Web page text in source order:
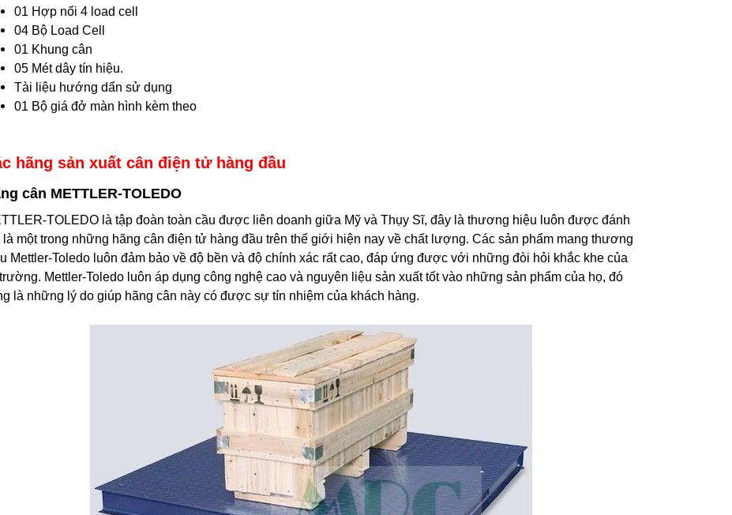
01 Hợp nối 4 load cell
04 Bộ Load Cell
01 Khung cân
05 Mét dây tín hiệu.
Tài liệu hướng dẩn sử dụng
01 Bộ giá đở màn hình kèm theo
hãng sản xuất cân điện tử hàng đầu
cân METTLER-TOLEDO
TOLEDO là tập đoàn toàn cầu được liên doanh giữa Mỹ và Thụy Sĩ, đây là thương hiệu luôn được đánh
là một trong những hãng cân điện tử hàng đầu trên thế giới hiện nay về chất lượng. Các sản phẩm mang thương
Mettler-Toledo luôn đảm bảo về độ bền và độ chính xác rất cao, đáp ứng được với những đòi hỏi khắc khe của
Mettler-Toledo luôn áp dụng công nghệ cao và nguyên liệu sản xuất tốt vào những sản phẩm của họ, đó
là những lý do giúp hãng cân này có được sự tín nhiệm của khách hàng.